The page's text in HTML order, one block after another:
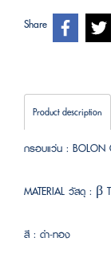
Share
Product description
กรอบแว่น : BOLON
MATERIAL วัสดุ : β
สี : ดำ-ทอง